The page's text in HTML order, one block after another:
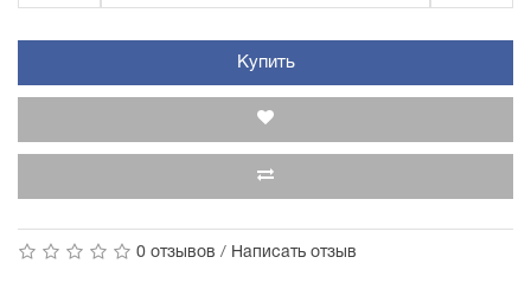
Купить
0 отзывов / Написать отзыв